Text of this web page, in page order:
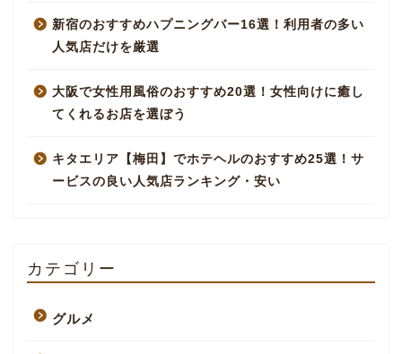
新宿のおすすめハプニングバー16選！利用者の多い
人気店だけを厳選
大阪で女性用風俗のおすすめ20選！女性向けに癒し
てくれるお店を選ぼう
キタエリア【梅田】でホテヘルのおすすめ25選！サ
ービスの良い人気店ランキング・安い
カテゴリー
グルメ